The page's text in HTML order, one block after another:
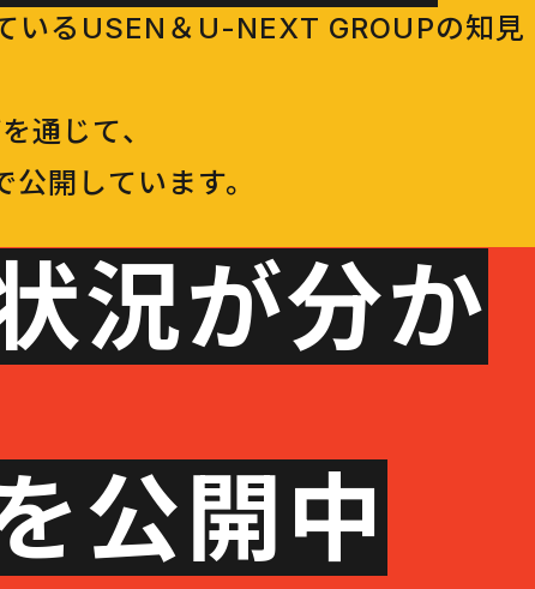
いるUSEN＆U-NEXT GROUPの知見
通じて、
開しています。
況が分か
公開中